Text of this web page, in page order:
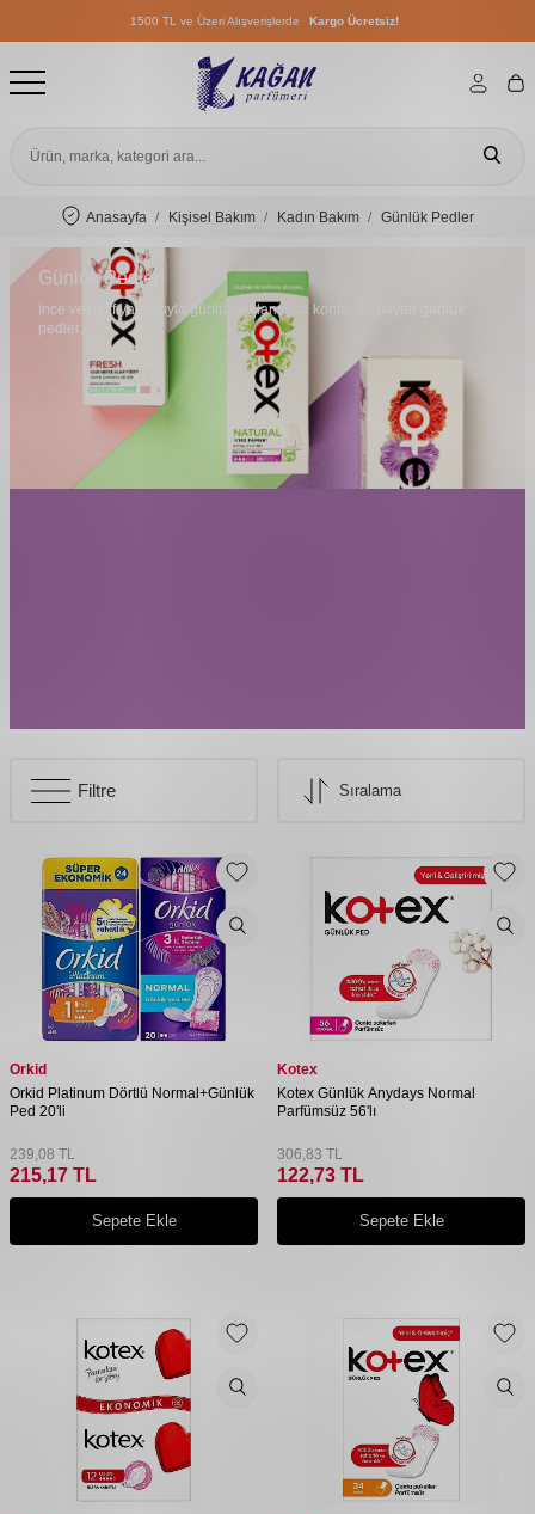
1500 TL ve Üzeri Alışverişlerde Kargo Ücretsiz!
1500 TL ve Üzeri Alışverişlerde
1500 TL ve Üzeri Alışverişlerde
Anasayfa Kişisel Bakım Kadın Bakım Günlük Pedler
Günlük Pedler
İnce ve hafif yapılarıyla günlük kullanımda konfor sağlayan günlük
pedler...
Filtre
Orkid
Orkid Platinum Dörtlü Normal+Günlük
Ped 20'li
239,08 TL
215,17 TL
Sepete Ekle
Kotex
Kotex Günlük Anydays Normal
Parfümsüz 56'lı
306,83 TL
122,73 TL
Sepete Ekle